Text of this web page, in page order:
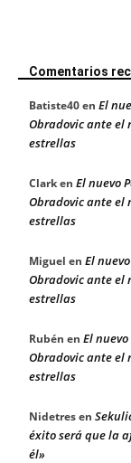
Comentarios
Batiste40en El
Obradovic ante el
estrellas
Clarken El nuevo
Obradovic ante el
estrellas
Miguel en El
Obradovic ante el
estrellas
Rubén en El
Obradovic ante el
estrellas
Nidetresen
éxito será que la
él»